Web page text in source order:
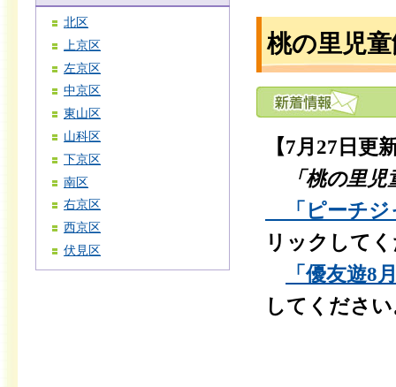
北区
上京区
左京区
中京区
東山区
山科区
下京区
南区
右京区
西京区
伏見区
桃の里児
【7月27日更
「桃の里
「ピーチジ
リックして
「優友遊8
してくださ